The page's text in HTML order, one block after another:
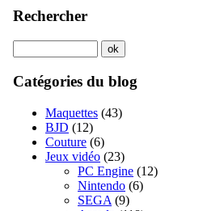
Rechercher
Catégories du blog
Maquettes (43)
BJD (12)
Couture (6)
Jeux vidéo (23)
PC Engine (12)
Nintendo (6)
SEGA (9)